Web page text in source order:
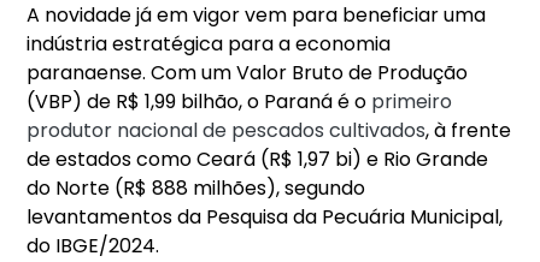
A novidade já em vigor vem para beneficiar uma
indústria estratégica para a economia
paranaense. Com um Valor Bruto de Produção
(VBP) de R$ 1,99 bilhão, o Paraná é o primeiro
produtor nacional de pescados cultivados, à frente
de estados como Ceará (R$ 1,97 bi) e Rio Grande
do Norte (R$ 888 milhões), segundo
levantamentos da Pesquisa da Pecuária Municipal,
do IBGE/2024.